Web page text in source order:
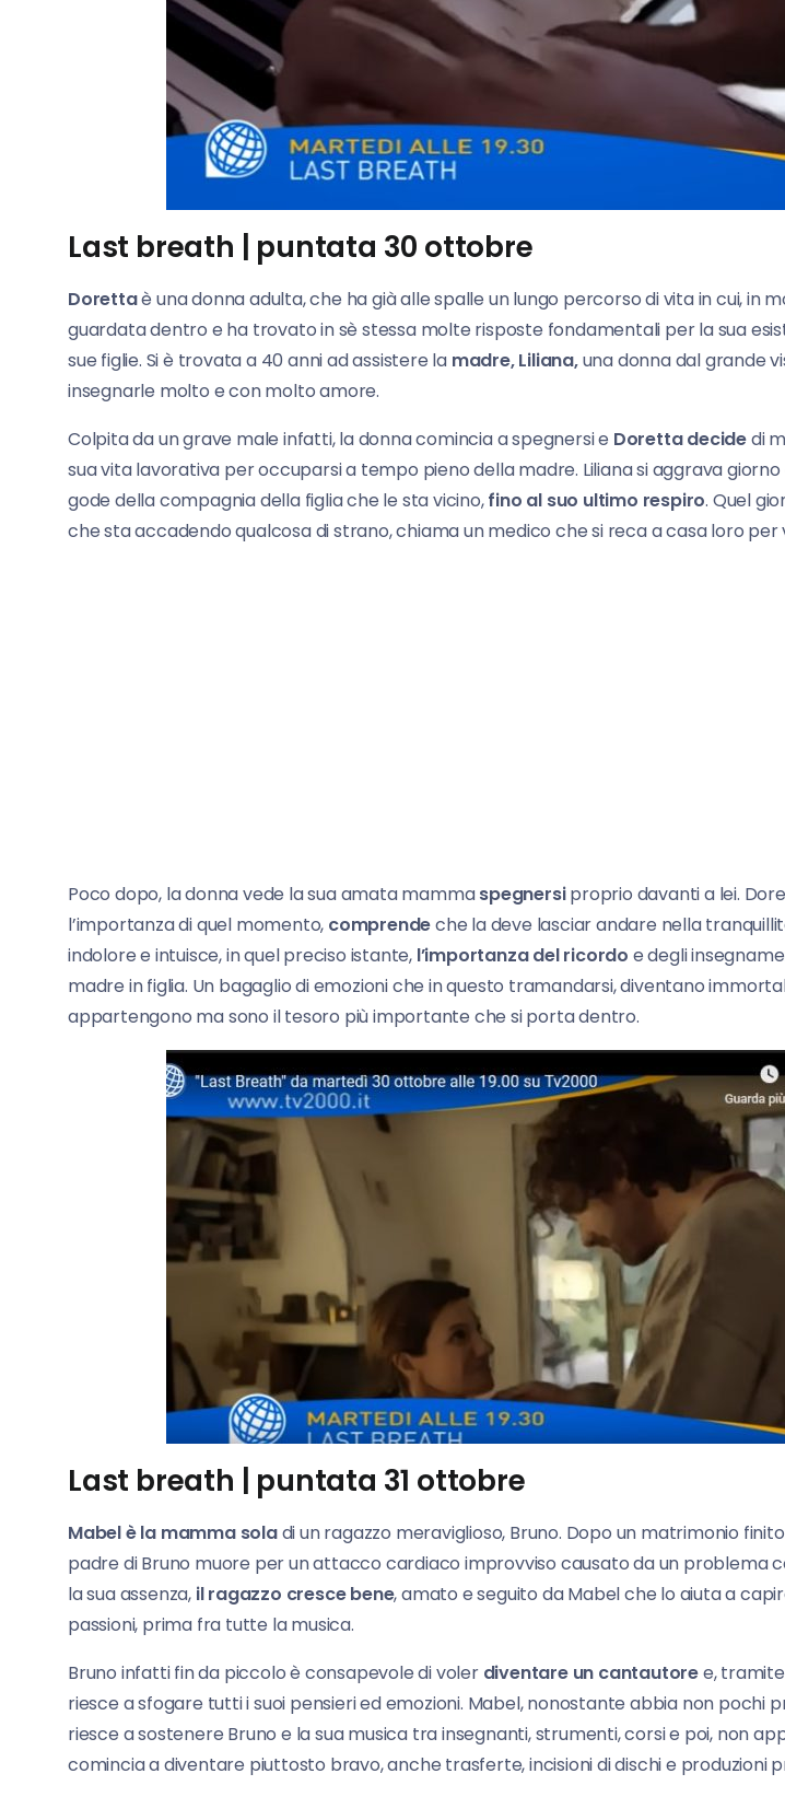
Last breath | puntata 30 ottobre
Dorettaè una donna adulta, che ha già alle spalle un lungo percorso di vita in cui, in
guardata dentro e ha trovato in sè stessa molte risposte fondamentali per la sua
sue figlie. Si è trovata a 40 anni ad assistere la madre, Liliana,una donna dal grande
insegnarle molto e con molto amore.
Colpita da un grave male infatti, la donna comincia a spegnersi e Doretta decidedi
sua vita lavorativa per occuparsi a tempo pieno della madre. Liliana si aggrava
gode della compagnia della figlia che le sta vicino,fino al suo ultimo respiro. Quel
che sta accadendo qualcosa di strano, chiama un medico che si reca a casa loro per
Poco dopo, la donna vede la sua amata mammaspegnersiproprio davanti a lei.
l’importanza di quel momento, comprendeche la deve lasciar andare nella
indolore e intuisce, in quel preciso istante, l’importanza del ricordo e degli
madre in figlia. Un bagaglio di emozioni che in questo tramandarsi, diventano
appartengono ma sono il tesoro più importante che si porta dentro.
Last breath | puntata 31 ottobre
Mabel è la mamma soladi un ragazzo meraviglioso, Bruno. Dopo un matrimonio
padre di Bruno muore per un attacco cardiaco improvviso causato da un problema
la sua assenza, il ragazzo cresce bene, amato e seguito da Mabel che lo aiuta a
passioni, prima fra tutte la musica.
Bruno infatti fin da piccolo è consapevole di volerdiventare un cantautoree,
riesce a sfogare tutti i suoi pensieri ed emozioni. Mabel, nonostante abbia non pochi
riesce a sostenere Bruno e la sua musica tra insegnanti, strumenti, corsi e poi, non
comincia a diventare piuttosto bravo, anche trasferte, incisioni di dischi e produzioni